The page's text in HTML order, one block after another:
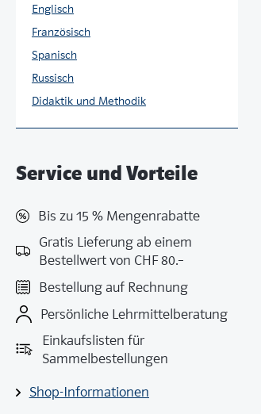
Englisch
Französisch
Spanisch
Russisch
Didaktik und Methodik
Service und Vorteile
Bis zu 15 % Mengenrabatte
Gratis Lieferung ab einem
Bestellwert von CHF 80.–
Bestellung auf Rechnung
Persönliche Lehrmittelberatung
Einkaufslisten für
Sammelbestellungen
Shop-Informationen